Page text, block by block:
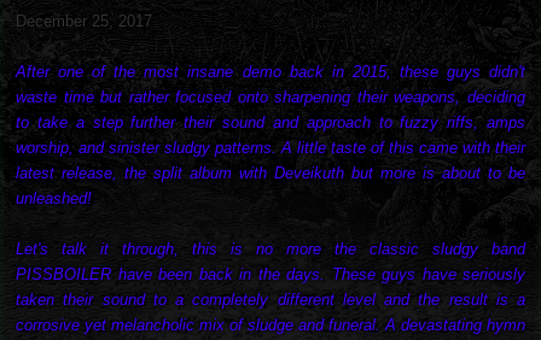
December 25, 2017
After one of the most insane demo back in 2015, these guys didn't
waste time but rather focused onto sharpening their weapons, deciding
to take a step further their sound and approach to fuzzy riffs, amps
worship, and sinister sludgy patterns. A little taste of this came with their
latest release, the split album with Deveikuth but more is about to be
unleashed!
Let's talk it through, this is no more the classic sludgy band
PISSBOILER have been back in the days. These guys have seriously
taken their sound to a completely different level and the result is a
corrosive yet melancholic mix of sludge and funeral. A devastating hymn